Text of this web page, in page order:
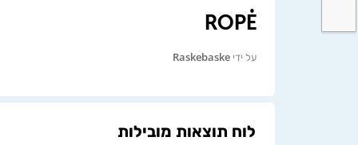
ROPĖ
על ידי Raskebaske
לוח תוצאות מובילות